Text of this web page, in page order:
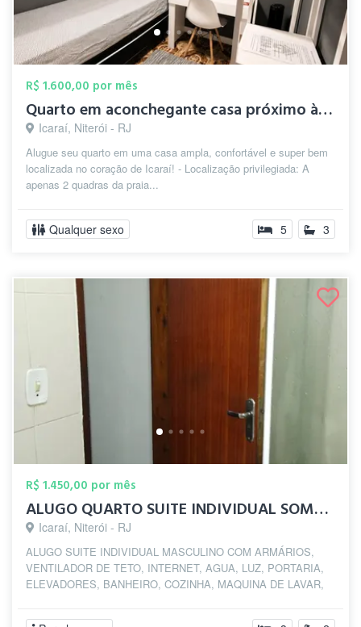
R$ 1.600,00 por mês
Quarto em aconchegante casa próximo à pr...
Icaraí, Niterói - RJ
Alugue seu quarto em uma casa ampla, confortável e super bem
localizada no coração de Icaraí! - Localização privilegiada: A
apenas 2 quadras da praia...
Qualquer sexo 5 3
R$ 1.450,00 por mês
ALUGO QUARTO SUITE INDIVIDUAL SOMENTE ...
Icaraí, Niterói - RJ
ALUGO SUITE INDIVIDUAL MASCULINO COM ARMÁRIOS,
VENTILADOR DE TETO, INTERNET, AGUA, LUZ, PORTARIA,
ELEVADORES, BANHEIRO, COZINHA, MAQUINA DE LAVAR,